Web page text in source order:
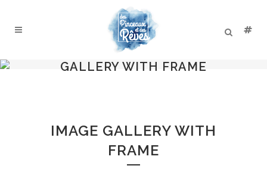
GALLERY WITH FRAME
IMAGE GALLERY WITH
FRAME